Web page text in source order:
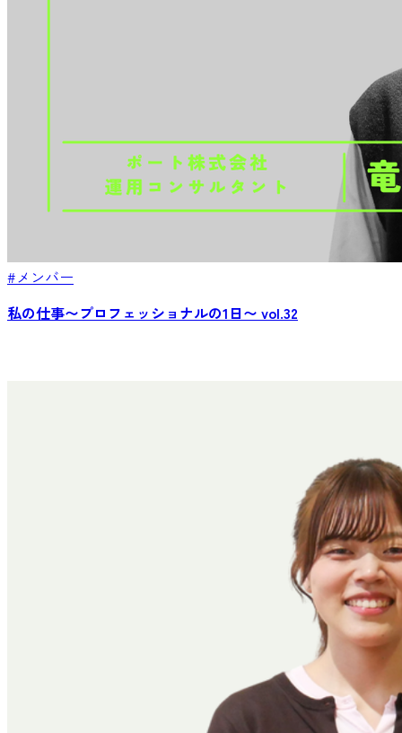
#メンバー
私の仕事〜プロフェッショナルの1日〜 vol.32